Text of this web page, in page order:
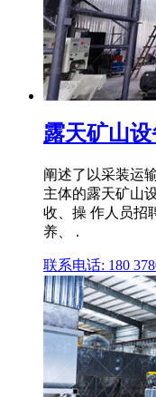
露天矿山
阐述了以采装运
主体的露天矿山
收、操 作人员招
养、 .
联系电话: 180